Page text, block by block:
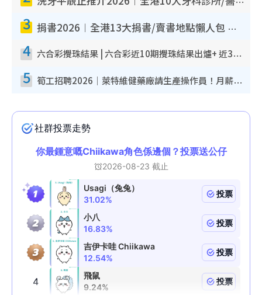
3 捐書2026︱全港13大捐書/賣書地點懶人包 二手課本最高$150＋舊書換免費咖啡/戲票
4 六合彩攪珠結果 | 六合彩近10期攪珠結果出爐+ 近30期最旺熱門中獎號碼
5 筍工招聘2026｜萊特維健藥廠請生產操作員！月薪高達$1.7萬 冷氣廠房/五天工作/保證雙糧